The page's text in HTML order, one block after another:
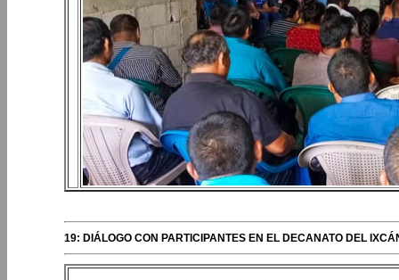
19: DIÁLOGO CON PARTICIPANTES EN EL DECANATO DEL